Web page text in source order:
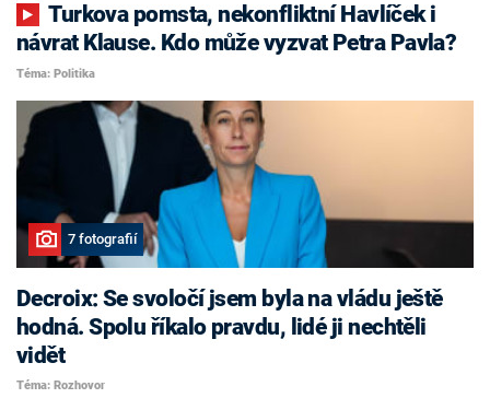
Turkova pomsta, nekonfliktní Havlíček i
návrat Klause. Kdo může vyzvat Petra Pavla?
Téma: Politika
7 fotografií
Decroix: Se svoločí jsem byla na vládu ještě
hodná. Spolu říkalo pravdu, lidé ji nechtěli
vidět
Téma: Rozhovor